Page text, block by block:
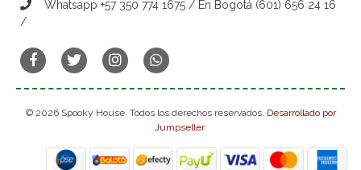
Whatsapp +57 350 774 1675 / En Bogotá (601) 656 24 16
/
© 2026 Spooky House. Todos los derechos reservados. Desarrollado por
Jumpseller.